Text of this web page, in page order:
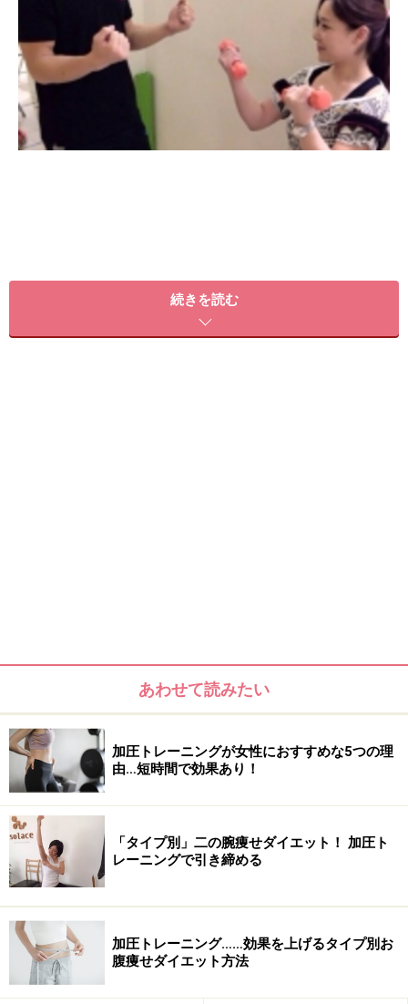
さらに、加圧トレーニング直後に有酸素運動ができるの
もメリットです。加圧トレーニング開始後約15分から成
長ホルモンが多く分泌されるので直後の有酸素運動は脂
肪燃焼に効果的。
続きを読む
あわせて読みたい
加圧トレーニングが女性におすすめな5つの理
由…短時間で効果あり！
「タイプ別」二の腕痩せダイエット！ 加圧ト
レーニングで引き締める
加圧トレーニング……効果を上げるタイプ別お
腹痩せダイエット方法